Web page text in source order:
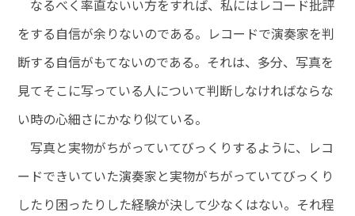
なるべく率直ないい方をすれば、私にはレコード批評
をする自信が余りないのである。レコードで演奏家を判
断する自信がもてないのである。それは、多分、写真を
見てそこに写っている人について判断しなければならな
い時の心細さにかなり似ている。
写真と実物がちがっていてびっくりするように、レコ
ードできいていた演奏家と実物がちがっていてびっくり
したり困ったりした経験が決して少なくはない。それ程